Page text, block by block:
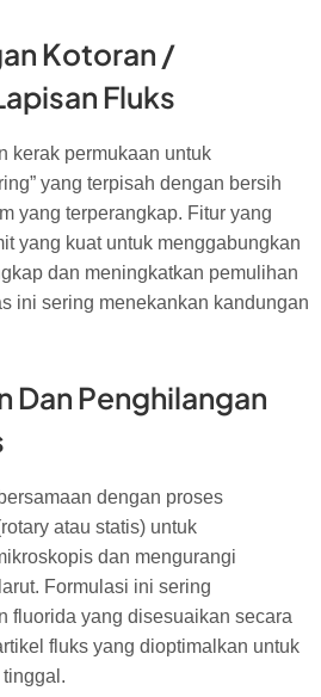
Kotoran /
Fluks
kerak permukaan untuk
yang terpisah dengan bersih
yang terperangkap. Fitur yang
yang kuat untuk menggabungkan
dan meningkatkan pemulihan
ini sering menekankan kandungan
Dan Penghilangan
dengan proses
atau statis) untuk
dan mengurangi
Formulasi ini sering
fluorida yang disesuaikan secara
fluks yang dioptimalkan untuk